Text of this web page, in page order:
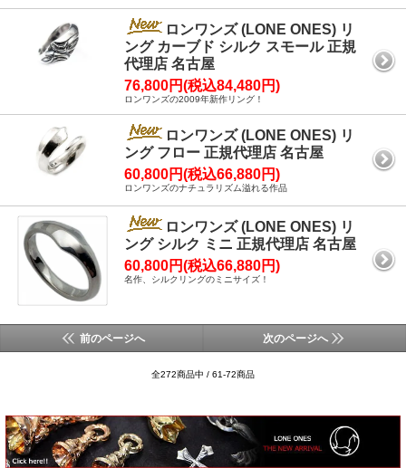
ロンワンズ (LONE ONES) リ
ング カーブド シルク スモール 正規
代理店 名古屋
76,800円(税込84,480円)
ロンワンズの2009年新作リング！
ロンワンズ (LONE ONES) リ
ング フロー 正規代理店 名古屋
60,800円(税込66,880円)
ロンワンズのナチュラリズム溢れる作品
ロンワンズ (LONE ONES) リ
ング シルク ミニ 正規代理店 名古屋
60,800円(税込66,880円)
名作、シルクリングのミニサイズ！
前のページへ 次のページへ
全272商品中 / 61-72商品